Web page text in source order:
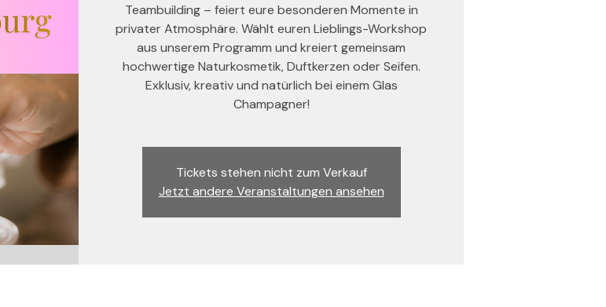
Teambuilding – feiert eure besonderen Momente in
privater Atmosphäre. Wählt euren Lieblings-Workshop
aus unserem Programm und kreiert gemeinsam
hochwertige Naturkosmetik, Duftkerzen oder Seifen.
Exklusiv, kreativ und natürlich bei einem Glas
Champagner!
Tickets stehen nicht zum Verkauf
Jetzt andere Veranstaltungen ansehen